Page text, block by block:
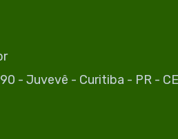
- Juvevê - Curitiba - PR -